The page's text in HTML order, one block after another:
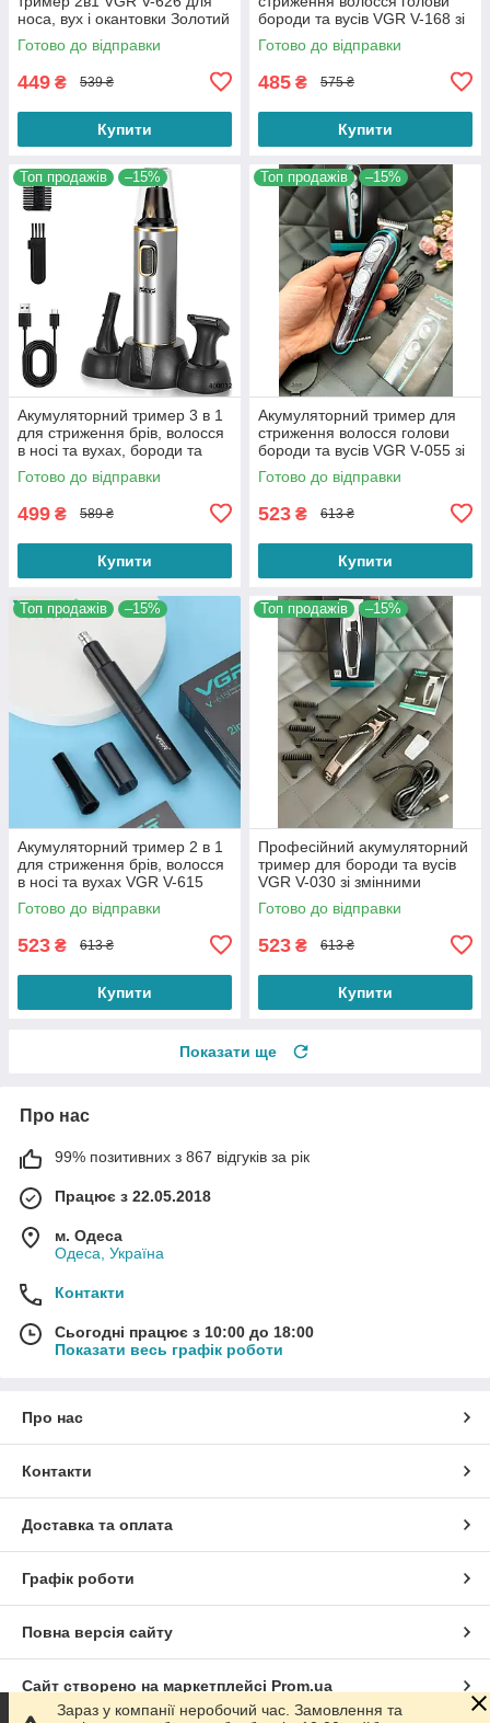
носа, вух і окантовки Золотий
Готово до відправки
449 ₴ 539 ₴
Купити
бороди та вусів VGR V-168 зі
змінними насадками
Готово до відправки
485 ₴ 575 ₴
Купити
Топ продажів –15%
Акумуляторний тример 3 в 1
для стриження брів, волосся
в носі та вухах, бороди та
вусів DSP 40032
Готово до відправки
499 ₴ 589 ₴
Купити
Топ продажів –15%
Акумуляторний тример для
стриження волосся голови
бороди та вусів VGR V-055 зі
змінними насадками
Готово до відправки
523 ₴ 613 ₴
Купити
Топ продажів –15%
Акумуляторний тример 2 в 1
для стриження брів, волосся
в носі та вухах VGR V-615
Готово до відправки
523 ₴ 613 ₴
Купити
Топ продажів –15%
Професійний акумуляторний
тример для бороди та вусів
VGR V-030 зі змінними
насадками (5 штук)
Готово до відправки
523 ₴ 613 ₴
Купити
Показати ще
Про нас
99% позитивних з 867 відгуків за рік
Працює з 22.05.2018
м. Одеса
Одеса, Україна
Контакти
Сьогодні працює з 10:00 до 18:00
Показати весь графік роботи
Про нас
Контакти
Доставка та оплата
Графік роботи
Повна версія сайту
Сайт створено на маркетплейсі Prom.ua
Зараз у компанії неробочий час. Замовлення та